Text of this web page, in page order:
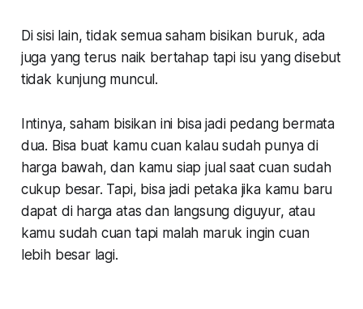
Di sisi lain, tidak semua saham bisikan buruk, ada
juga yang terus naik bertahap tapi isu yang disebut
tidak kunjung muncul.
Intinya, saham bisikan ini bisa jadi pedang bermata
dua. Bisa buat kamu cuan kalau sudah punya di
harga bawah, dan kamu siap jual saat cuan sudah
cukup besar. Tapi, bisa jadi petaka jika kamu baru
dapat di harga atas dan langsung diguyur, atau
kamu sudah cuan tapi malah maruk ingin cuan
lebih besar lagi.